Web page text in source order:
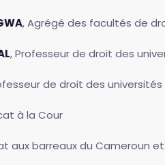
, Agrégé des facultés de
, Professeur de droit des
de droit des
à la Cour
aux barreaux du Cameroun